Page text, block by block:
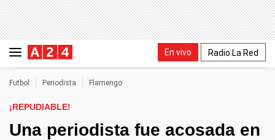
En vivo Radio La Red
Futbol Periodista Flamengo
¡REPUDIABLE!
Una periodista fue acosada en